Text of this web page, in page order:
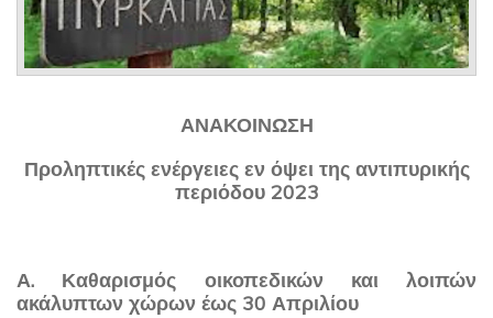
ΑΝΑΚΟΙΝΩΣΗ
Προληπτικές ενέργειες εν όψει της αντιπυρικής
περιόδου 2023
Α. Καθαρισμός οικοπεδικών και λοιπών
ακάλυπτων χώρων έως 30 Απριλίου